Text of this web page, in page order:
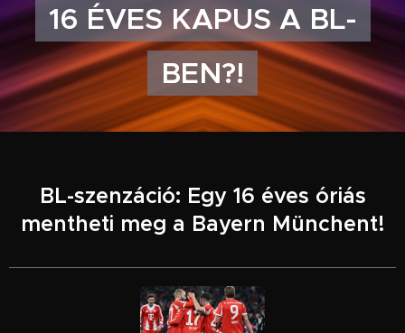
16 ÉVES KAPUS A BL-
BEN?!
BL-szenzáció: Egy 16 éves óriás
mentheti meg a Bayern Münchent!